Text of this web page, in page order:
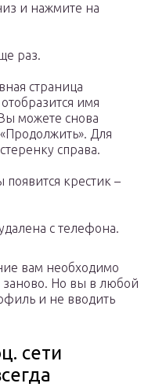
и нажмите на
раз.
страница
имя
можете снова
Для
справа.
появится крестик –
с телефона.
вам необходимо
заново. Но вы в любой
и не вводить
сети